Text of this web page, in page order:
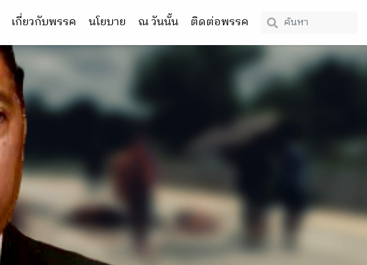
เกี่ยวกับพรรค นโยบาย ณ วันนั้น ติดต่อพรรค